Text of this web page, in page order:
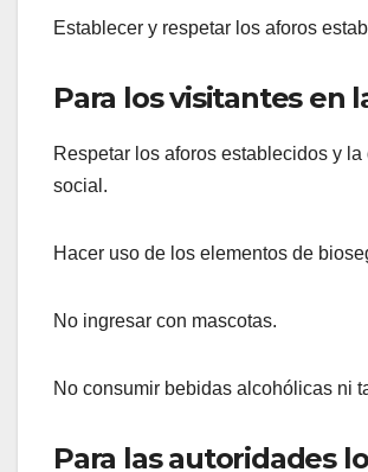
Establecer y respetar los aforos
Para los visitantes en
Respetar los aforos establecidos y la
social.
Hacer uso de los elementos de
No ingresar con mascotas.
No consumir bebidas alcohólicas ni
Para las autoridades